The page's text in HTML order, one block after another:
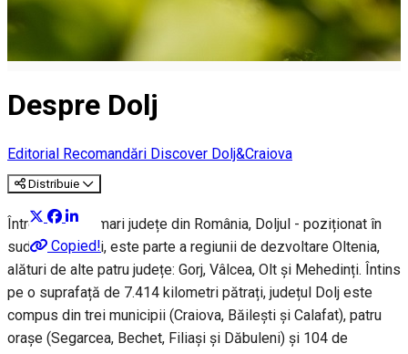
Despre Dolj
Editorial Recomandări Discover Dolj&Craiova
Distribuie
Copied!
Între cele mai mari județe din România, Doljul - poziționat în
sud-vestul țării, este parte a regiunii de dezvoltare Oltenia,
alături de alte patru județe: Gorj, Vâlcea, Olt și Mehedinți. Întins
pe o suprafață de 7.414 kilometri pătrați, județul Dolj este
compus din trei municipii (Craiova, Băilești și Calafat), patru
orașe (Segarcea, Bechet, Filiași și Dăbuleni) și 104 de